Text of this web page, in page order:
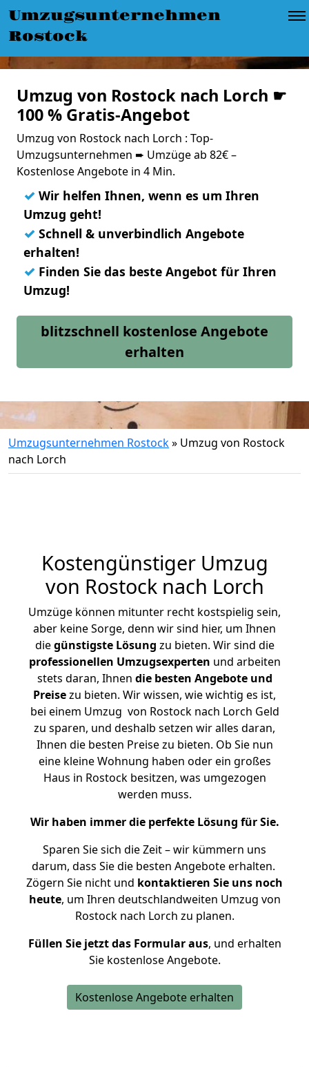
Umzugsunternehmen
Rostock
Umzug von Rostock nach Lorch ☛
100 % Gratis-Angebot
Umzug von Rostock nach Lorch : Top-
Umzugsunternehmen ➨ Umzüge ab 82€ –
Kostenlose Angebote in 4 Min.
✓ Wir helfen Ihnen, wenn es um Ihren
Umzug geht!
✓ Schnell & unverbindlich Angebote
erhalten!
✓ Finden Sie das beste Angebot für Ihren
Umzug!
blitzschnell kostenlose Angebote
erhalten
Umzugsunternehmen Rostock» Umzug von Rostock
nach Lorch
Kostengünstiger Umzug
von Rostock nach Lorch
Umzüge können mitunter recht kostspielig sein,
aber keine Sorge, denn wir sind hier, um Ihnen
diegünstigste Lösung zu bieten. Wir sind die
professionellen Umzugsexperten und arbeiten
stets daran, Ihnen die besten Angebote und
Preisezu bieten. Wir wissen, wie wichtig es ist,
bei einem Umzug von Rostock nach Lorch Geld
zu sparen, und deshalb setzen wir alles daran,
Ihnen die besten Preise zu bieten. Ob Sie nun
eine kleine Wohnung haben oder ein großes
Haus in Rostock besitzen, was umgezogen
werden muss.
Wir haben immer die perfekte Lösung für Sie.
Sparen Sie sich die Zeit – wir kümmern uns
darum, dass Sie die besten Angebote erhalten.
Zögern Sie nicht und kontaktieren Sie uns noch
heute, um Ihren deutschlandweiten Umzug von
Rostock nach Lorch zu planen.
Füllen Sie jetzt das Formular aus, und erhalten
Sie kostenlose Angebote.
Kostenlose Angebote erhalten